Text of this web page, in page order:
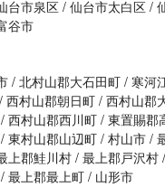
台市泉区 仙台市太白区
谷市
北村山郡大石田町 寒河
西村山郡朝日町 西村山郡
西村山郡西川町 東置賜郡
東村山郡山辺町 村山市
上郡鮭川村 最上郡戸沢村
最上郡最上町 山形市